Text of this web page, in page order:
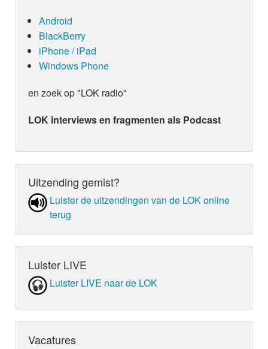
Android
BlackBerry
iPhone / iPad
Windows Phone
en zoek op "LOK radio"
LOK interviews en fragmenten als Podcast
Uitzending gemist?
Luister de uit­zen­din­gen van de LOK online
terug
Luister LIVE
Luister LIVE naar de LOK
Vacatures